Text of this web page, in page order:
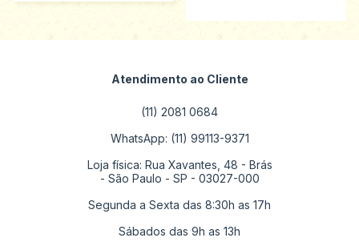
Atendimento ao Cliente
(11) 2081 0684
WhatsApp: (11) 99113-9371
Loja física: Rua Xavantes, 48 - Brás
- São Paulo - SP - 03027-000
Segunda a Sexta das 8:30h as 17h
Sábados das 9h as 13h